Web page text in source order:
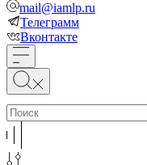
mail@iamlp.ru
Телеграмм
Вконтакте